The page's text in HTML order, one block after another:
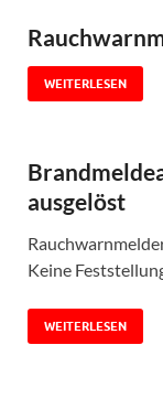
WEITERLESEN
ausgelöst
Keine
WEITERLESEN